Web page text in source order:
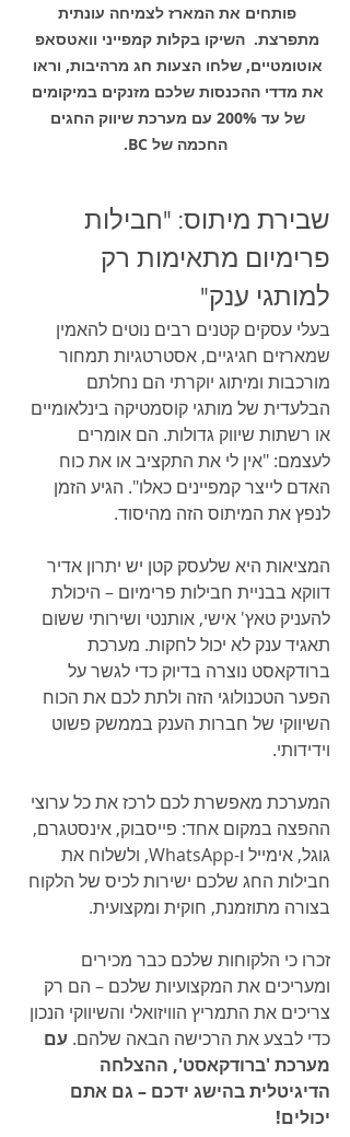
פותחים את המארז לצמיחה עונתית
מתפרצת.  השיקו בקלות קמפייני וואטסאפ
אוטומטיים, שלחו הצעות חג מרהיבות, וראו
את מדדי ההכנסות שלכם מזנקים במיקומים
של עד 200% עם מערכת שיווק החגים
החכמה של BC.
שבירת מיתוס: "חבילות
פרימיום מתאימות רק
למותגי ענק"
בעלי עסקים קטנים רבים נוטים להאמין
שמארזים חגיגיים, אסטרטגיות תמחור
מורכבות ומיתוג יוקרתי הם נחלתם
הבלעדית של מותגי קוסמטיקה בינלאומיים
או רשתות שיווק גדולות. הם אומרים
לעצמם: "אין לי את התקציב או את כוח
האדם לייצר קמפיינים כאלו". הגיע הזמן
לנפץ את המיתוס הזה מהיסוד.
המציאות היא שלעסק קטן יש יתרון אדיר
דווקא בבניית חבילות פרימיום – היכולת
להעניק טאץ' אישי, אותנטי ושירותי ששום
תאגיד ענק לא יכול לחקות. מערכת
ברודקאסט נוצרה בדיוק כדי לגשר על
הפער הטכנולוגי הזה ולתת לכם את הכוח
השיווקי של חברות הענק בממשק פשוט
וידידותי.
המערכת מאפשרת לכם לרכז את כל ערוצי
ההפצה במקום אחד: פייסבוק, אינסטגרם,
גוגל, אימייל ו-WhatsApp, ולשלוח את
חבילות החג שלכם ישירות לכיס של הלקוח
בצורה מתוזמנת, חוקית ומקצועית.
זכרו כי הלקוחות שלכם כבר מכירים
ומעריכים את המקצועיות שלכם – הם רק
צריכים את התמריץ הוויזואלי והשיווקי הנכון
כדי לבצע את הרכישה הבאה שלהם. עם
מערכת 'ברודקאסט', ההצלחה
הדיגיטלית בהישג ידכם – גם אתם
יכולים!